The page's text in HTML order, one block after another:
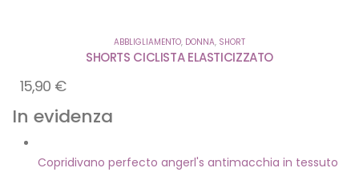
ABBLIGLIAMENTO, DONNA, SHORT
SHORTS CICLISTA ELASTICIZZATO
15,90 €
In evidenza
Copridivano perfecto angerl's antimacchia in tessuto